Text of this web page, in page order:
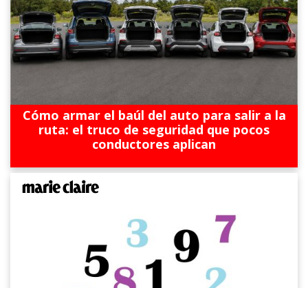
Cómo armar el baúl del auto para salir a la
ruta: el truco de seguridad que pocos
conductores aplican